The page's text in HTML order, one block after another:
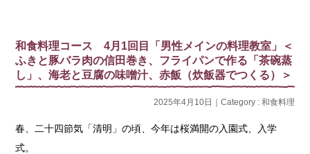
和食料理コース 4月1回目「男性メインの料理教室」＜
ふきと豚バラ肉の信田巻き、フライパンで作る「茶碗蒸
し」、海老と豆腐の味噌汁、赤飯（炊飯器でつくる）＞
2025年4月10日｜Category : 和食料理
春、二十四節気「清明」の頃、今年は桜満開の入園式、入学
式。